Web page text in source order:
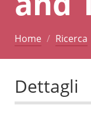
Home Ricerca
Dettagli